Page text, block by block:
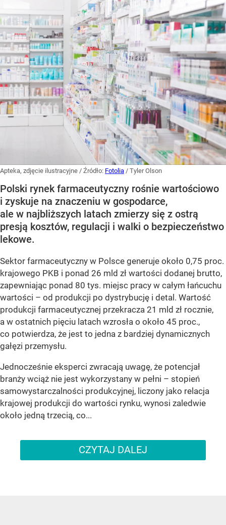
Apteka, zdjęcie ilustracyjne / Źródło: Fotolia / Tyler Olson
Polski rynek farmaceutyczny rośnie wartościowo
i zyskuje na znaczeniu w gospodarce,
ale w najbliższych latach zmierzy się z ostrą
presją kosztów, regulacji i walki o bezpieczeństwo
lekowe.
Sektor farmaceutyczny w Polsce generuje około 0,75 proc.
krajowego PKB i ponad 26 mld zł wartości dodanej brutto,
zapewniając ponad 80 tys. miejsc pracy w całym łańcuchu
wartości – od produkcji po dystrybucję i detal. Wartość
produkcji farmaceutycznej przekracza 21 mld zł rocznie,
a w ostatnich pięciu latach wzrosła o około 45 proc.,
co potwierdza, że jest to jedna z bardziej dynamicznych
gałęzi przemysłu.
Jednocześnie eksperci zwracają uwagę, że potencjał
branży wciąż nie jest wykorzystany w pełni – stopień
samowystarczalności produkcyjnej, liczony jako relacja
krajowej produkcji do wartości rynku, wynosi zaledwie
około jedną trzecią, co...
CZYTAJ DALEJ